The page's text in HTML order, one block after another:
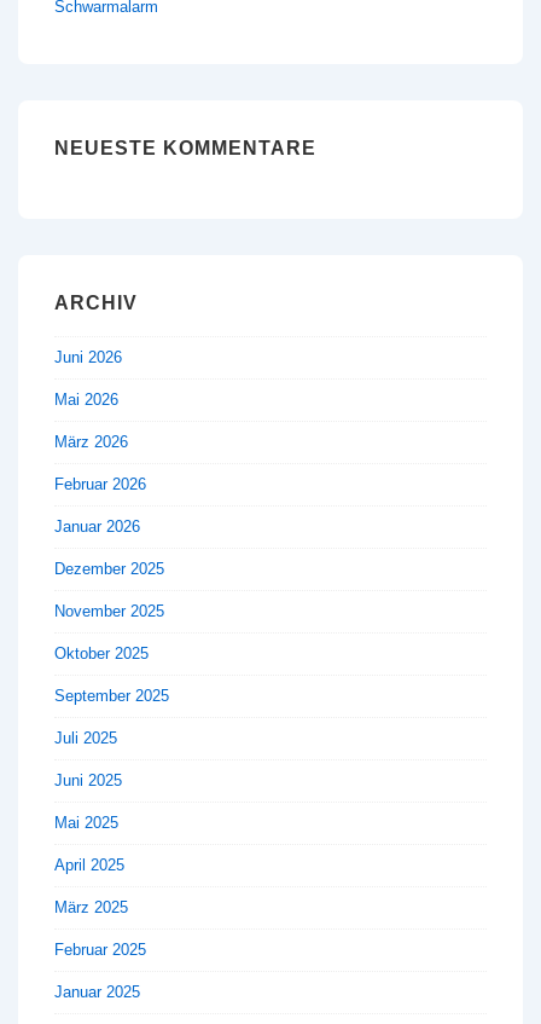
Schwarmalarm
NEUESTE KOMMENTARE
ARCHIV
Juni 2026
Mai 2026
März 2026
Februar 2026
Januar 2026
Dezember 2025
November 2025
Oktober 2025
September 2025
Juli 2025
Juni 2025
Mai 2025
April 2025
März 2025
Februar 2025
Januar 2025